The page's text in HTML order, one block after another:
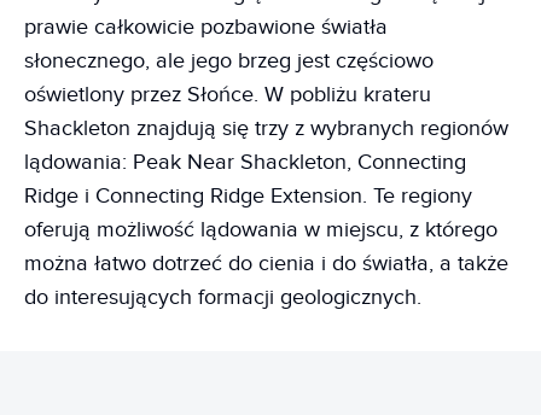
prawie całkowicie pozbawione światła
słonecznego, ale jego brzeg jest częściowo
oświetlony przez Słońce. W pobliżu krateru
Shackleton znajdują się trzy z wybranych regionów
lądowania: Peak Near Shackleton, Connecting
Ridge i Connecting Ridge Extension. Te regiony
oferują możliwość lądowania w miejscu, z którego
można łatwo dotrzeć do cienia i do światła, a także
do interesujących formacji geologicznych.